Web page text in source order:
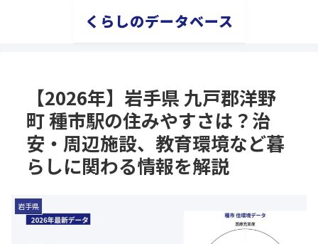
くらしのデータベース
【2026年】岩手県 九戸郡洋野
町 種市駅の住みやすさは？治
安・周辺施設、教育環境など暮
らしに関わる情報を解説
岩手県